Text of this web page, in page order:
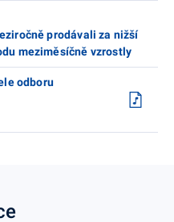
prodávali za nižší
meziměsíčně vzrostly
odboru